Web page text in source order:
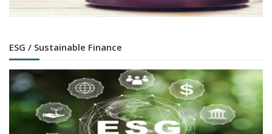
ESG / Sustainable Finance